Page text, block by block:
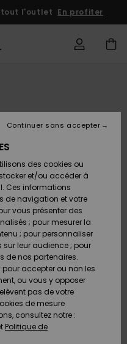
tout l'outlet En profiter
des cookies ou
et/ou accéder à
Ces informations
de navigation et votre
vous présenter des
; pour mesurer la
; pour personnaliser
sur leur audience ; pour
de nos partenaires.
accepter ou non les
ou vous y opposer
pas de votre
de mesure
consultez notre :
Politique de
Continuer sans accepter